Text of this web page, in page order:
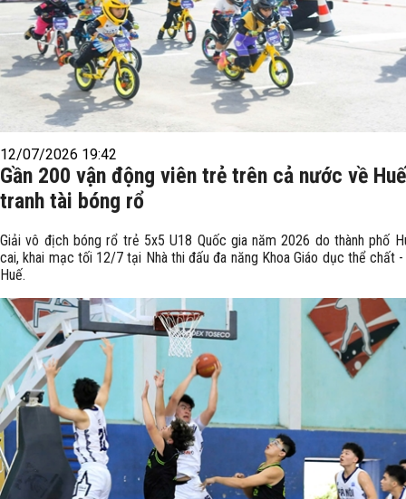
12/07/2026 19:42
Gần 200 vận động viên trẻ trên cả nước về Huế
tranh tài bóng rổ
Giải vô địch bóng rổ trẻ 5x5 U18 Quốc gia năm 2026 do thành phố
cai, khai mạc tối 12/7 tại Nhà thi đấu đa năng Khoa Giáo dục thể chất
Huế.